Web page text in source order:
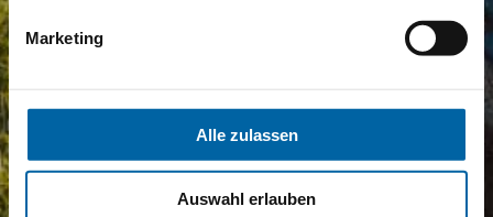
Marketing
Alle zulassen
Auswahl erlauben